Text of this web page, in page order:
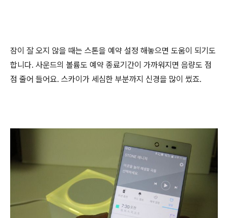
잠이 잘 오지 않을 때는 스톤을 예약 설정 해놓으면 도움이 되기도
합니다. 사운드의 볼륨도 예약 종료기간이 가까워지면 음량도 점
점 줄어 들어요. 스카이가 세심한 부분까지 신경을 많이 썼죠.